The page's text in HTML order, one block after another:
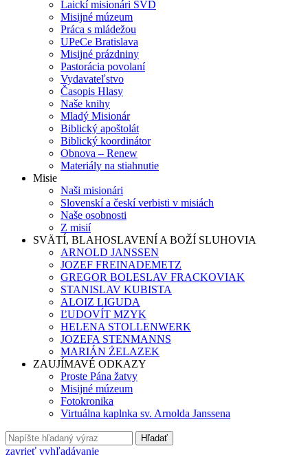
Laickí misionári SVD
Misijné múzeum
Práca s mládežou
UPeCe Bratislava
Misijné prázdniny
Pastorácia povolaní
Vydavateľstvo
Časopis Hlasy
Naše knihy
Mladý Misionár
Biblický apoštolát
Biblický koordinátor
Obnova – Renew
Materiály na stiahnutie
Misie
Naši misionári
Slovenskí a českí verbisti v misiách
Naše osobnosti
Z misií
SVÄTÍ, BLAHOSLAVENÍ A BOŽÍ SLUHOVIA
ARNOLD JANSSEN
JOZEF FREINADEMETZ
GREGOR BOLESLAV FRACKOVIAK
STANISLAV KUBISTA
ALOIZ LIGUDA
ĽUDOVÍT MZYK
HELENA STOLLENWERK
JOZEFA STENMANNS
MARIÁN ŻELAZEK
ZAUJÍMAVÉ ODKAZY
Proste Pána žatvy
Misijné múzeum
Fotokronika
Virtuálna kaplnka sv. Arnolda Janssena
Hľadať
zavrieť vyhľadávanie